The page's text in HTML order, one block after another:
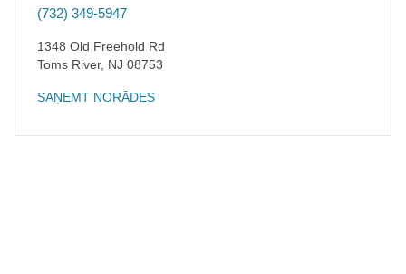
(732) 349-5947
1348 Old Freehold Rd
Toms River, NJ 08753
SAŅEMT NORĀDES